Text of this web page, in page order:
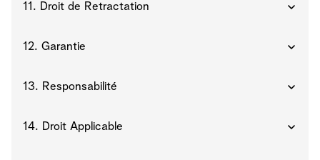
11. Droit de Retractation
12. Garantie
13. Responsabilité
14. Droit Applicable